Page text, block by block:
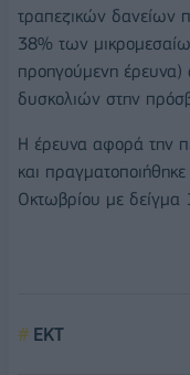
τραπεζικών δανείων
38% των
προηγούμενη
δυσκολιών στην
Η έρευνα αφορά την
και
Οκτωβρίου με δείγμα
ΕΚΤ